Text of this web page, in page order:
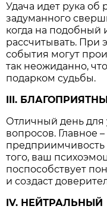
Удача идет рука об
задуманного
когда на подобный
рассчитывать. При
события могут
так неожиданно,
подарком судьбы.
III.
Отличный день
вопросов. Главное
того, ваш
поспособствует
и создаст
IV. НЕЙТРАЛЬНЫЙ